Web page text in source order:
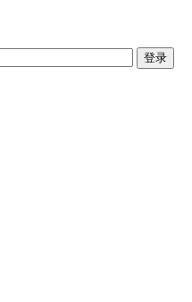
登录